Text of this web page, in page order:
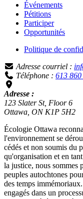
Événements
Pétitions
Participer
Opportunités
Politique de
Adresse courriel :
Téléphone : 613
Adresse :
123 Slater St, Floor 6
Ottawa, ON K1P 5H2
Écologie Ottawa
l'environnement se
cédés et non soumis du
qu'organisation et en
la justice, nous sommes
peuples autochtones
des temps
engagés dans un